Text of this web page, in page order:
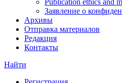
Publication ethics and
Заявление о
Архивы
Отправка материалов
Редакция
Контакты
Найти